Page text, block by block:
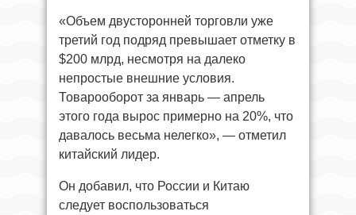
«Объем двусторонней торговли уже
третий год подряд превышает отметку в
$200 млрд, несмотря на далеко
непростые внешние условия.
Товарооборот за январь — апрель
этого года вырос примерно на 20%, что
давалось весьма нелегко», — отметил
китайский лидер.
Он добавил, что России и Китаю
следует воспользоваться